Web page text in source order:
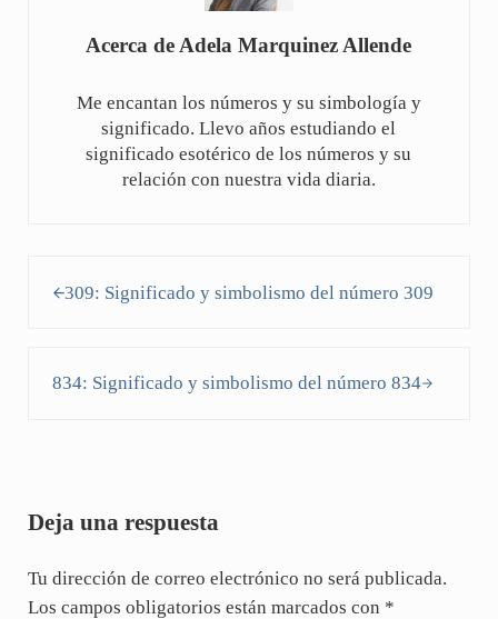
Acerca de Adela Marquinez Allende
Me encantan los números y su simbología y
significado. Llevo años estudiando el
significado esotérico de los números y su
relación con nuestra vida diaria.
309: Significado y simbolismo del número 309
834: Significado y simbolismo del número 834
Deja una respuesta
Tu dirección de correo electrónico no será publicada.
Los campos obligatorios están marcados con *